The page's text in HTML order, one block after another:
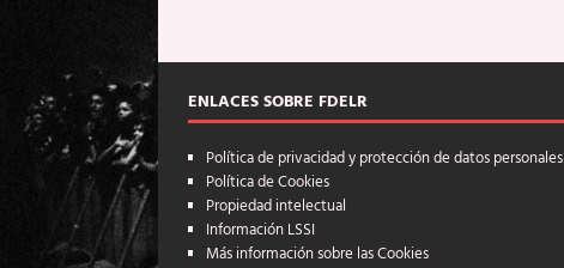
ENLACES SOBRE FDELR
Política de privacidad y protección de datos personales
Política de Cookies
Propiedad intelectual
Información LSSI
Más información sobre las Cookies